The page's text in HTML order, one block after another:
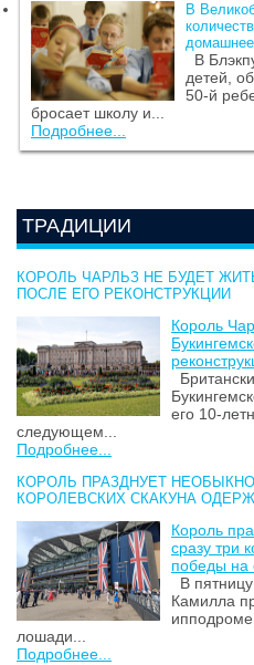
В
В
детей,
50-й
бросает школу и...
Подробнее...
ТРАДИЦИИ
КОРОЛЬ ЧАРЛЬЗ НЕ БУДЕТ
ПОСЛЕ ЕГО РЕКОНСТРУКЦИИ
Король
его 10-
следующем...
Подробнее...
КОРОЛЬ ПРАЗДНУЕТ
КОРОЛЕВСКИХ СКАКУНА
Король
сразу три
победы на
В
Камилла
лошади...
Подробнее...